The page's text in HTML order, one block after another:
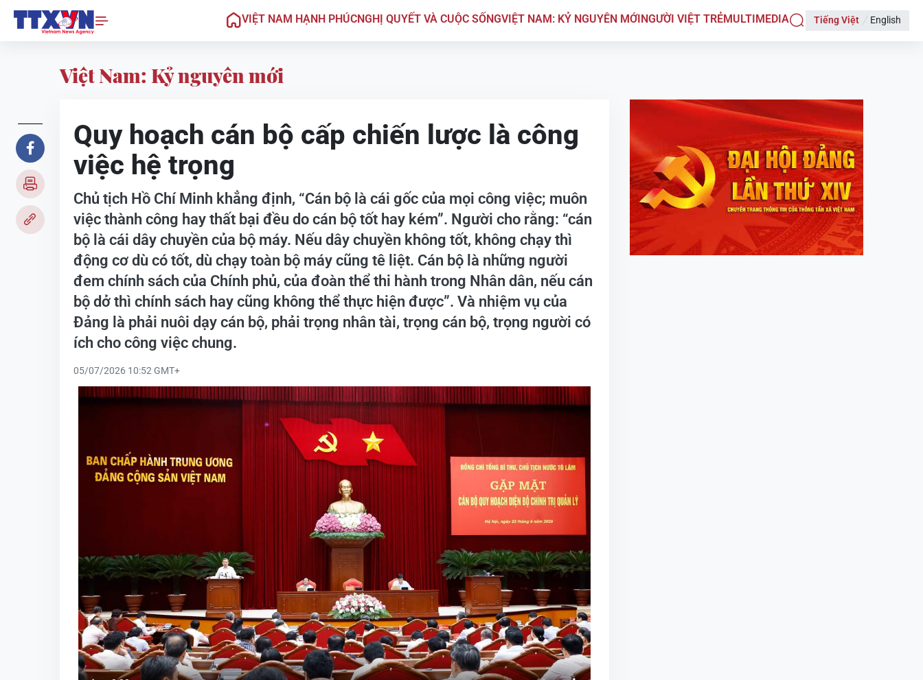
VIỆT NAM HẠNH PHÚCNGHỊ QUYẾT VÀ CUỘC SỐNGVIỆT NAM: KỶ NGUYÊN MỚINGƯỜI VIỆT TRẺMULTIMEDIA Tiếng Việt English
Việt Nam: Kỷ nguyên mới
Quy hoạch cán bộ cấp chiến lược là công
việc hệ trọng
Chủ tịch Hồ Chí Minh khẳng định, “Cán bộ là cái gốc của mọi công việc; muôn
việc thành công hay thất bại đều do cán bộ tốt hay kém”. Người cho rằng: “cán
bộ là cái dây chuyền của bộ máy. Nếu dây chuyền không tốt, không chạy thì
động cơ dù có tốt, dù chạy toàn bộ máy cũng tê liệt. Cán bộ là những người
đem chính sách của Chính phủ, của đoàn thể thi hành trong Nhân dân, nếu cán
bộ dở thì chính sách hay cũng không thể thực hiện được”. Và nhiệm vụ của
Đảng là phải nuôi dạy cán bộ, phải trọng nhân tài, trọng cán bộ, trọng người có
ích cho công việc chung.
05/07/2026 10:52 GMT+